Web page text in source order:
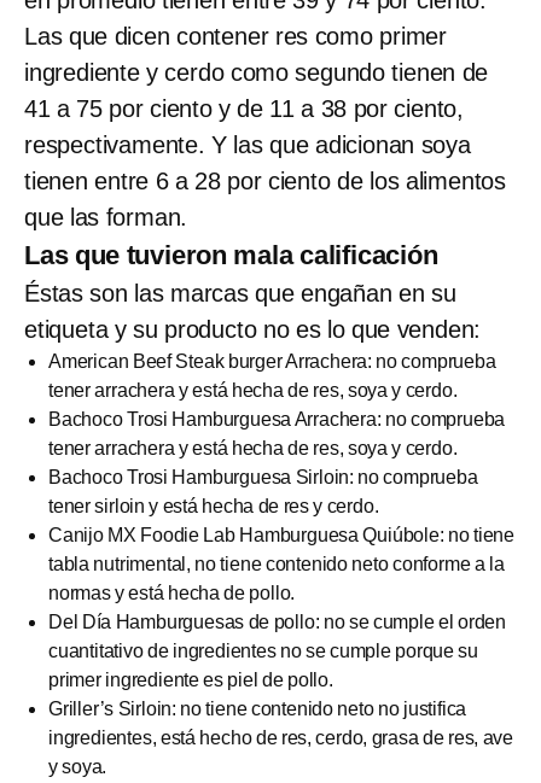
Las que dicen contener res como primer
ingrediente y cerdo como segundo tienen de
41 a 75 por ciento y de 11 a 38 por ciento,
respectivamente. Y las que adicionan soya
tienen entre 6 a 28 por ciento de los alimentos
que las forman.
Las que tuvieron mala calificación
Éstas son las marcas que engañan en su
etiqueta y su producto no es lo que venden:
American Beef Steak burger Arrachera: no comprueba
tener arrachera y está hecha de res, soya y cerdo.
Bachoco Trosi Hamburguesa Arrachera: no comprueba
tener arrachera y está hecha de res, soya y cerdo.
Bachoco Trosi Hamburguesa Sirloin: no comprueba
tener sirloin y está hecha de res y cerdo.
Canijo MX Foodie Lab Hamburguesa Quiúbole: no tiene
tabla nutrimental, no tiene contenido neto conforme a la
normas y está hecha de pollo.
Del Día Hamburguesas de pollo: no se cumple el orden
cuantitativo de ingredientes no se cumple porque su
primer ingrediente es piel de pollo.
Griller’s Sirloin: no tiene contenido neto no justifica
ingredientes, está hecho de res, cerdo, grasa de res, ave
y soya.